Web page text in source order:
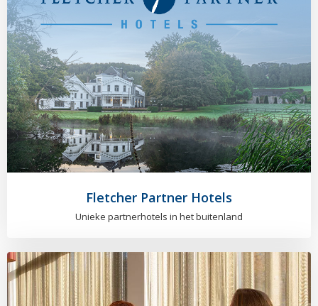
Fletcher Partner Hotels
Unieke partnerhotels in het buitenland